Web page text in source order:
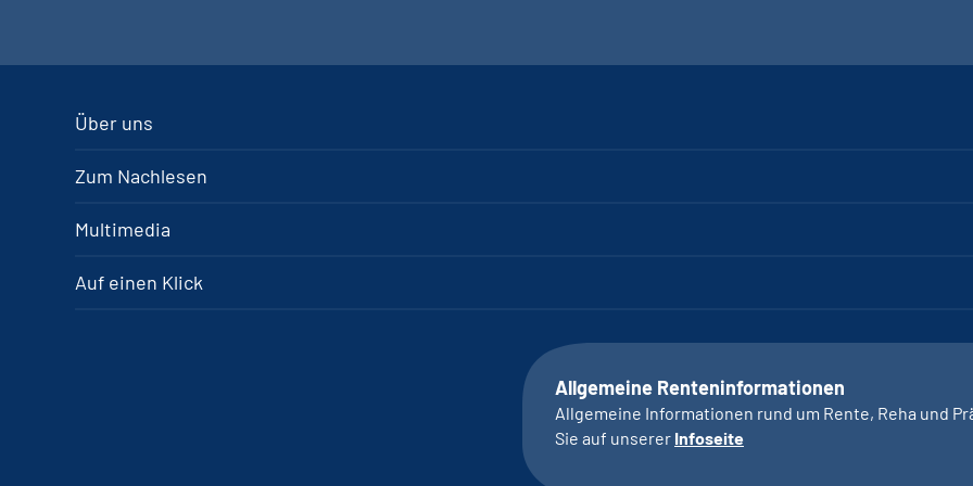
Über uns
Zum Nachlesen
Multimedia
Auf einen Klick
Allgemeine Renteninformationen
Allgemeine Informationen rund um Rente, Reha und
Sie auf unserer Infoseite